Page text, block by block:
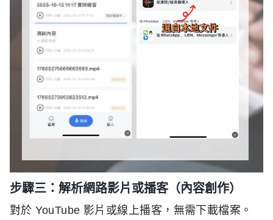
步驟三：解析網路影片或播客（內容創作）
對於 YouTube 影片或線上播客，無需下載檔案。